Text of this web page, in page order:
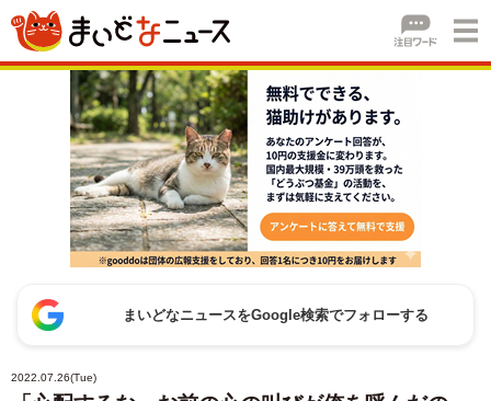
まいどなニュースをGoogle検索でフォローする
2022.07.26(Tue)